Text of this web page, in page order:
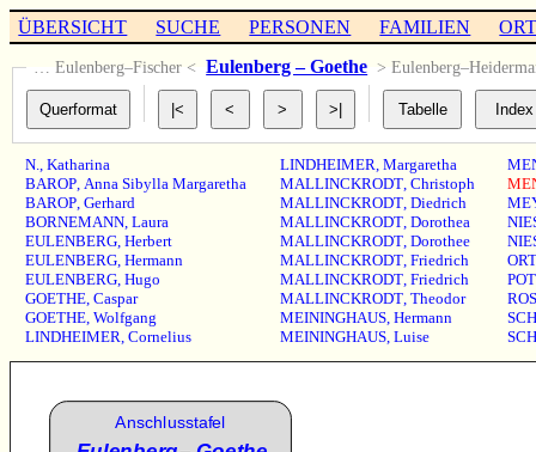
ÜBERSICHT SUCHE PERSONEN FAMILIEN
… Eulenberg–Fischer < Eulenberg – Goethe >
N.,Katharina
BAROP,Anna Sibylla Margaretha
BAROP,Gerhard
BORNEMANN,Laura
EULENBERG,Herbert
EULENBERG,Hermann
EULENBERG,Hugo
GOETHE,Caspar
GOETHE,Wolfgang
LINDHEIMER,Cornelius
LINDHEIMER, Margaretha
MALLINCKRODT, Christoph
MALLINCKRODT, Diedrich
MALLINCKRODT, Dorothea
MALLINCKRODT, Dorothee
MALLINCKRODT, Friedrich
MALLINCKRODT, Friedrich
MALLINCKRODT, Theodor
MEININGHAUS, Hermann
MEININGHAUS, Luise
Anschlusstafel